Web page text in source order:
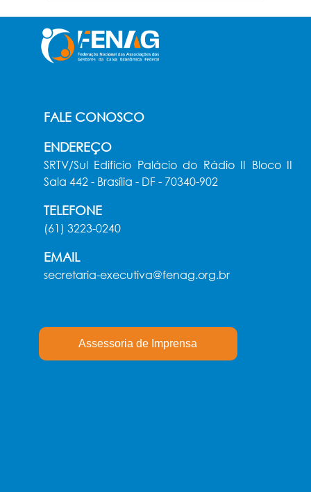
FALE CONOSCO
ENDEREÇO
SRTV/Sul Edifício Palácio do Rádio II Bloco II
Sala 442 - Brasília - DF - 70340-902
TELEFONE
(61) 3223-0240
EMAIL
secretaria-executiva@fenag.org.br
Assessoria de Imprensa